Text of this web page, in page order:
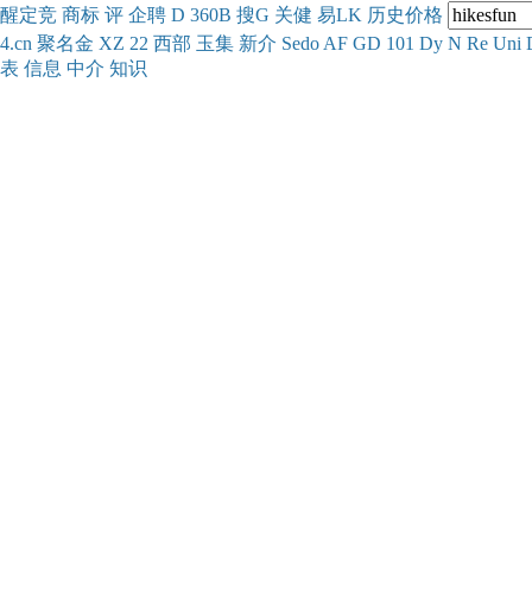
醒定竞 商标 评 企聘 D 360B 搜G 关健 易LK 历史价格
4.cn 聚名金 XZ 22 西部 玉集 新介 Sedo AF GD 101 Dy N Re Uni
表 信息 中介 知识